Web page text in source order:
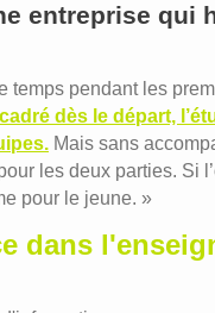
entreprise qui
temps pendant les
dès le départ,
Mais sans
les deux parties. Si
pour le jeune. »
dans